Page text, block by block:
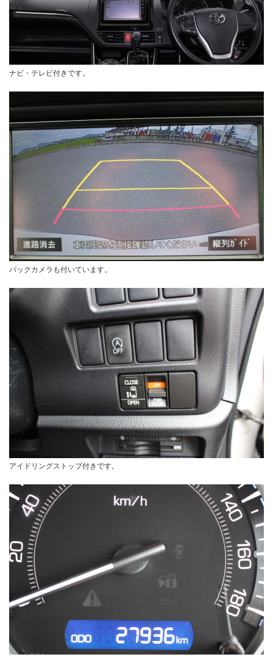
ナビ・テレビ付きです。
バックカメラも付いています。
アイドリングストップ付きです。